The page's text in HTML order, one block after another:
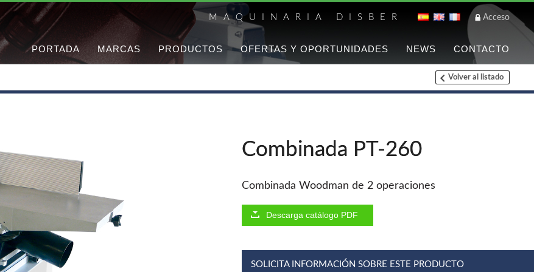
MAQUINARIA DISBER Acceso
PORTADA MARCAS PRODUCTOS OFERTAS Y OPORTUNIDADES NEWS CONTACTO
Listado de
Chapadoras de cantos
Aspiradores portatiles
Volver al listado
Combinada PT-260
Combinada Woodman de 2 operaciones
Descarga catálogo PDF
SOLICITA INFORMACIÓN SOBRE ESTE PRODUCTO